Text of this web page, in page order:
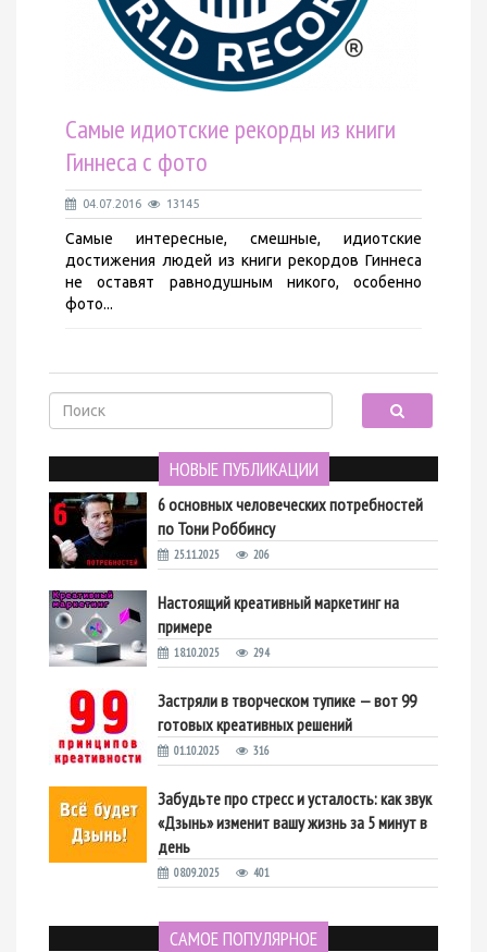
Самые идиотские рекорды из книги
Гиннеса с фото
04.07.2016 13145
Самые интересные, смешные, идиотские
достижения людей из книги рекордов Гиннеса
не оставят равнодушным никого, особенно
фото...
НОВЫЕ ПУБЛИКАЦИИ
6 основных человеческих потребностей
по Тони Роббинсу
25.11.2025 206
Настоящий креативный маркетинг на
примере
18.10.2025 294
Застряли в творческом тупике — вот 99
готовых креативных решений
01.10.2025 316
Забудьте про стресс и усталость: как звук
«Дзынь» изменит вашу жизнь за 5 минут в
день
08.09.2025 401
САМОЕ ПОПУЛЯРНОЕ